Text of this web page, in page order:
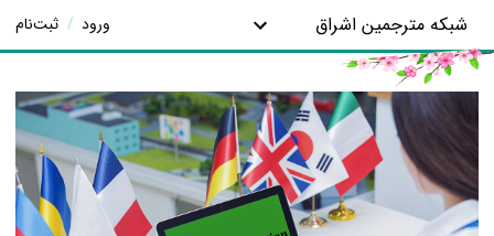
شبکه مترجمین اشراق ورود / ثبت‌نام